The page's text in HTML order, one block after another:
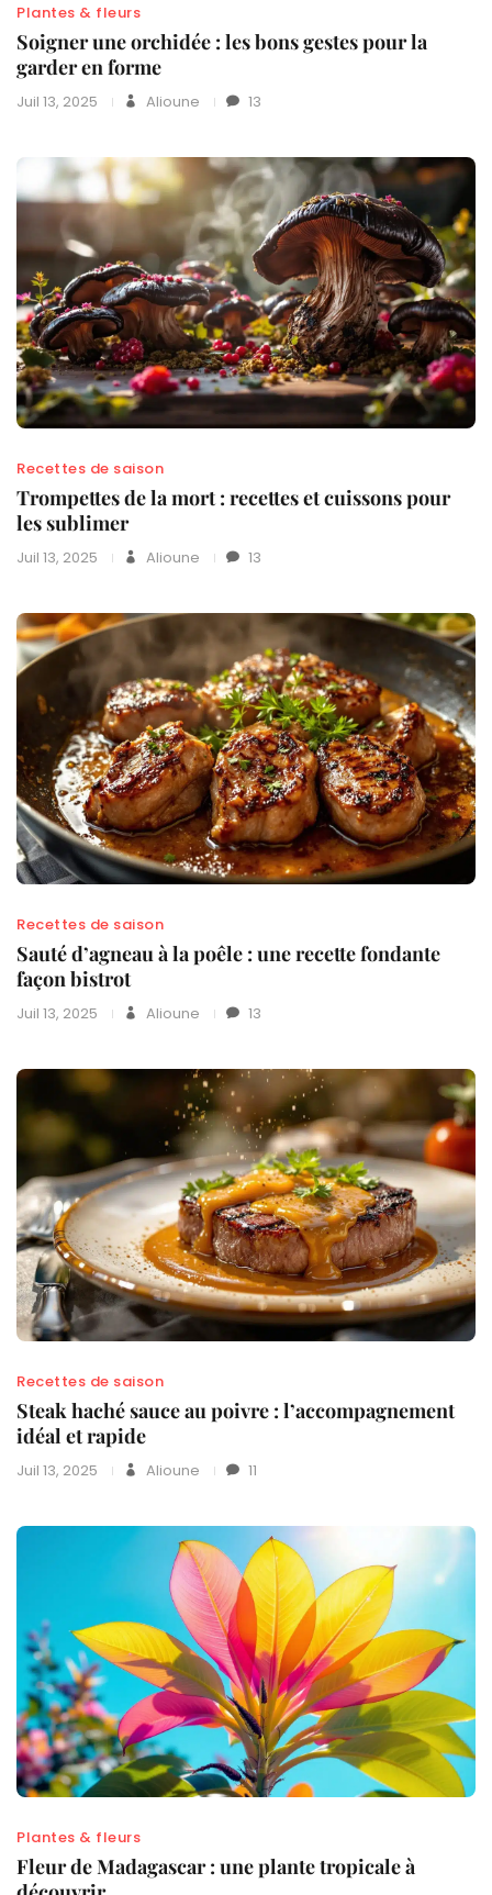
Plantes & fleurs
Soigner une orchidée : les bons gestes pour la
garder en forme
Juil 13, 2025 Alioune 13
Recettes de saison
Trompettes de la mort : recettes et cuissons pour
les sublimer
Juil 13, 2025 Alioune 13
Recettes de saison
Sauté d’agneau à la poêle : une recette fondante
façon bistrot
Juil 13, 2025 Alioune 13
Recettes de saison
Steak haché sauce au poivre : l’accompagnement
idéal et rapide
Juil 13, 2025 Alioune 11
Plantes & fleurs
Fleur de Madagascar : une plante tropicale à